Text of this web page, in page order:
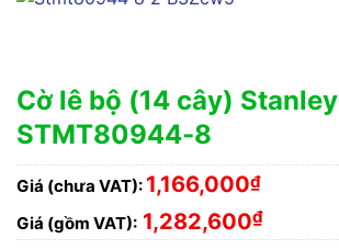
Cờ lê bộ (14 cây) Stanley
STMT80944-8
Giá (chưa VAT): 1,166,000₫
Giá (gồm VAT): 1,282,600₫